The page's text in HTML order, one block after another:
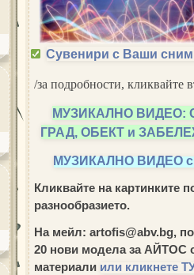
Сувенири с Ваши
/за подробности, кликвайте
МУЗИКАЛНО ВИДЕО:
ГРАД, ОБЕКТ и
МУЗИКАЛНО ВИДЕО
Кликвайте на картинките
разнообразието.
На мейл: artofis@abv.bg,
20 нови модела за АЙТОС
материали или кликнете